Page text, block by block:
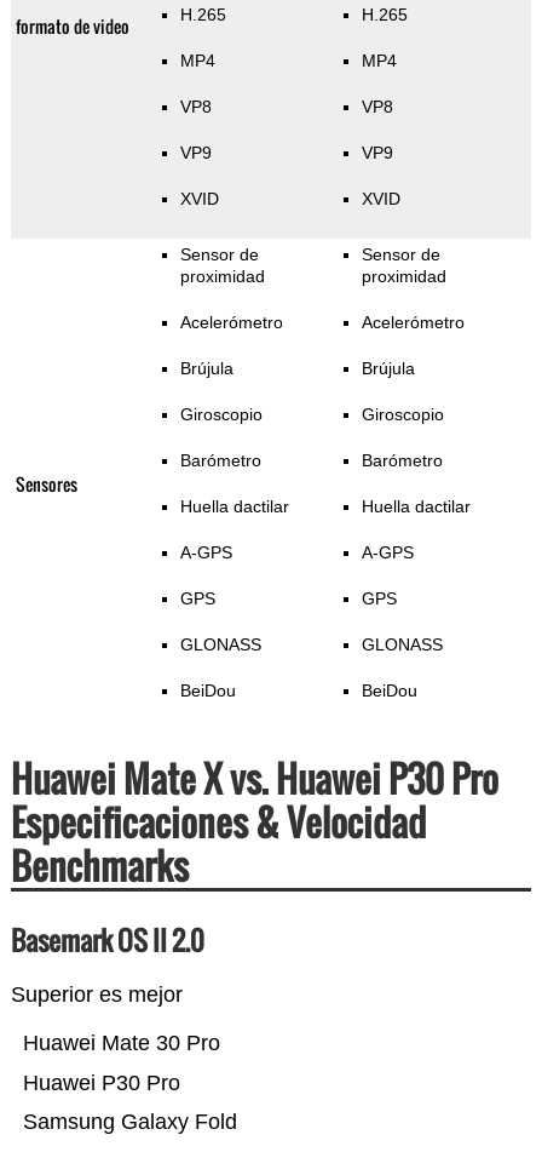
formato de video H.265
MP4
VP8
VP9
XVID
H.265
MP4
VP8
VP9
XVID
Sensores
Sensor de
proximidad
Acelerómetro
Brújula
Giroscopio
Barómetro
Huella dactilar
A-GPS
GPS
GLONASS
BeiDou
Sensor de
proximidad
Acelerómetro
Brújula
Giroscopio
Barómetro
Huella dactilar
A-GPS
GPS
GLONASS
BeiDou
Huawei Mate X vs. Huawei P30 Pro
Especificaciones & Velocidad
Benchmarks
Basemark OS II 2.0
Superior es mejor
Samsung Galaxy Fold
Huawei P30 Pro
Huawei Mate 30 Pro